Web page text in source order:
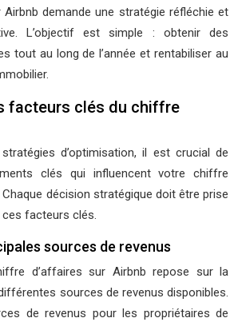
demande une stratégie réfléchie et
L’objectif est simple : obtenir des
tout au long de l’année et rentabiliser au
facteurs clés du chiffre
d’optimisation, il est crucial de
clés qui influencent votre chiffre
décision stratégique doit être prise
facteurs clés.
sources de revenus
d’affaires sur Airbnb repose sur la
sources de revenus disponibles.
de revenus pour les propriétaires de